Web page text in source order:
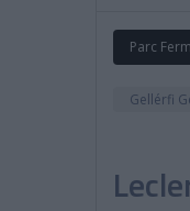
Parc
Gellérfi